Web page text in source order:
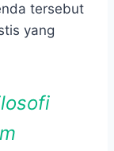
tersebut
yang